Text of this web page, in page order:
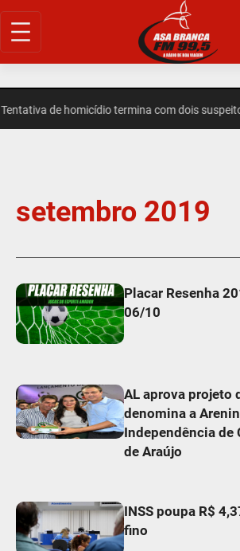
de homicídio termina com dois
setembro 2019
Placar Resenha
06/10
AL aprova projeto
denomina a
Independência de
de Araújo
INSS poupa R$
fino